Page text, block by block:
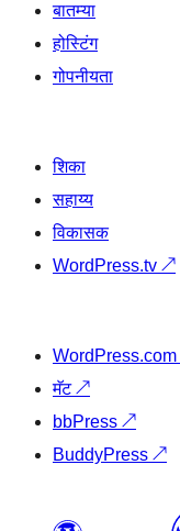
बातम्या
होस्टिंग
गोपनीयता
शिका
सहाय्य
विकासक
WordPress.tv ↗
WordPress.com
मॅट↗
bbPress ↗
BuddyPress ↗